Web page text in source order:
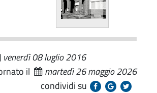
venerdì 08 luglio 2016
il
martedì 26 maggio 2026
condividi su